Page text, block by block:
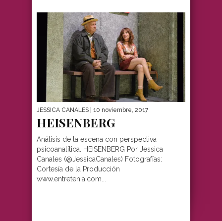
JESSICA CANALES | 10 noviembre, 2017
HEISENBERG
Análisis de la escena con perspectiva
psicoanalítica. HEISENBERG Por Jessica
Canales (@JessicaCanales) Fotografías:
Cortesía de la Producción
www.entretenia.com...